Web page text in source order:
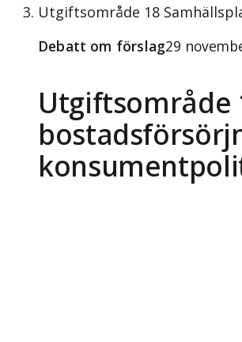
Utgiftsområde 18
Utgiftsområde
Debatt om förslag29